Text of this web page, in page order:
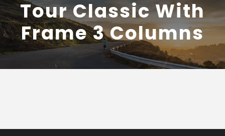
Tour Classic With
Frame 3 Columns